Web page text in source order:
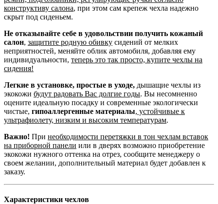
конструктиву салона, при этом сам крепеж чехла надежно
скрыт под сиденьем.
Не отказывайте себе в удовольствии получить кожаный
салон, защитите родную обивку сидений от мелких
неприятностей, меняйте облик автомобиля, добавляя ему
индивидуальности, теперь это так просто, купите чехлы на
сидения!
Легкие в установке, простые в уходе, дышащие чехлы из
экокожи будут радовать Вас долгие годы. Вы несомненно
оцените идеальную посадку и современные экологически
чистые, гипоаллергенные материалы, устойчивые к
ультрафиолету, низким и высоким температурам.
Важно! При необходимости перетяжки в тон чехлам вставок
на приборной панели или в дверях возможно приобретение
экокожи нужного оттенка на отрез, сообщите менеджеру о
своем желании, дополнительный материал будет добавлен к
заказу.
Характеристики чехлов